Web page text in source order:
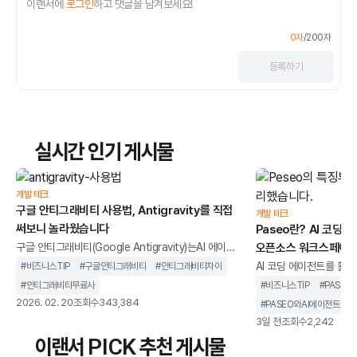
이랜서에 로그인하고 댓글을 남겨보세요!
0자/200자
등록하기
실시간 인기 게시물
개발 테크
구글 안티그래비티 사용법, Antigravity를 직접
써보니 놀라웠습니다
구글 안티그래비티(Google Antigravity)는AI 에이전
트를 중심으로 설계된 통합 개발 환경을 말합니다. 단순
히 코드 자동완성을 제공하는 도구가 아니라,개발 작업
을 계획하고 실행까지 이어가는 구조를 지향합니다.기
면, 안티그래비티는 AI가 코드 작성, 터미널 실행, 브라
우저 테스트까지 하나의 흐름 안에서 처리하도록 설계
#비즈니스TIP #구글안티그래비티 #안티그래비티차이
#안티그래비티무료사
2026. 02. 20조회수343,384
개발 테크
Paseo란? AI 코딩 에
오픈소스 워크스페이
AI 코딩 에이전트를 활
버깅, 리뷰 등여러 작업
있습니다.하지만 작업
지켜야 한다는 제약이
#비즈니스TIP #PASEO
#PASEO와AI에이전트툴차
3일 전조회수2,242
이랜서 PICK 추천 게시물